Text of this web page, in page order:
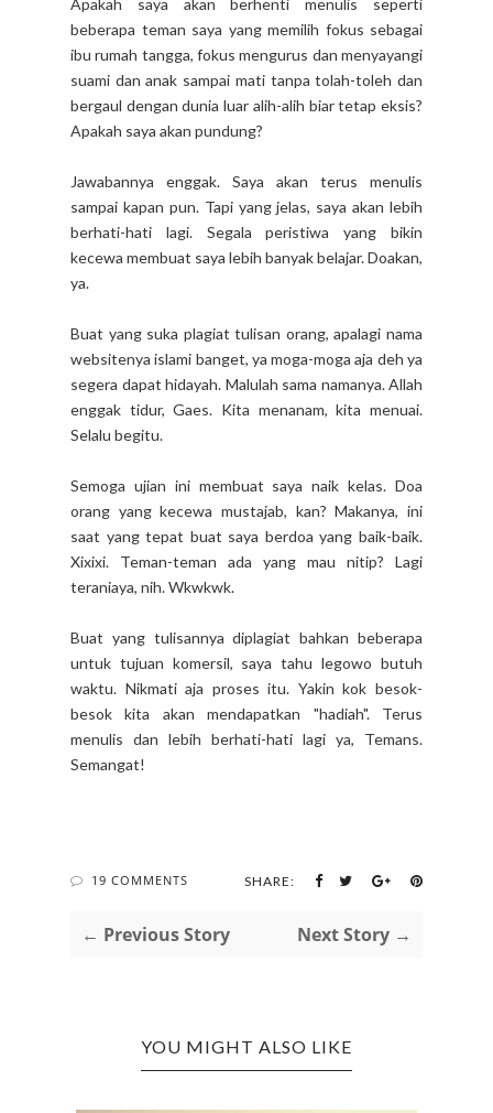
beberapa teman saya yang memilih fokus sebagai
ibu rumah tangga, fokus mengurus dan menyayangi
suami dan anak sampai mati tanpa tolah-toleh dan
bergaul dengan dunia luar alih-alih biar tetap eksis?
Apakah saya akan pundung?
Jawabannya enggak. Saya akan terus menulis
sampai kapan pun. Tapi yang jelas, saya akan lebih
berhati-hati lagi. Segala peristiwa yang bikin
kecewa membuat saya lebih banyak belajar. Doakan,
ya.
Buat yang suka plagiat tulisan orang, apalagi nama
websitenya islami banget, ya moga-moga aja deh ya
segera dapat hidayah. Malulah sama namanya. Allah
enggak tidur, Gaes. Kita menanam, kita menuai.
Selalu begitu.
Semoga ujian ini membuat saya naik kelas. Doa
orang yang kecewa mustajab, kan? Makanya, ini
saat yang tepat buat saya berdoa yang baik-baik.
Xixixi. Teman-teman ada yang mau nitip? Lagi
teraniaya, nih. Wkwkwk.
Buat yang tulisannya diplagiat bahkan beberapa
untuk tujuan komersil, saya tahu legowo butuh
waktu. Nikmati aja proses itu. Yakin kok besok-
besok kita akan mendapatkan "hadiah". Terus
menulis dan lebih berhati-hati lagi ya, Temans.
Semangat!
19 COMMENTS SHARE:
← Previous Story Next Story →
YOU MIGHT ALSO LIKE